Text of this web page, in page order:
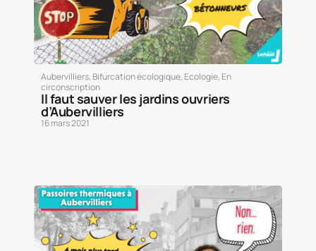
Aubervilliers, Bifurcation écologique, Ecologie, En
circonscription
Il faut sauver les jardins ouvriers
d’Aubervilliers
16 mars 2021